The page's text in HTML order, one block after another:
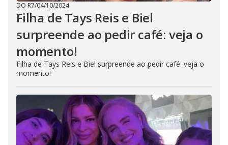
DO R7/04/10/2024
Filha de Tays Reis e Biel
surpreende ao pedir café: veja o
momento!
Filha de Tays Reis e Biel surpreende ao pedir café: veja o
momento!